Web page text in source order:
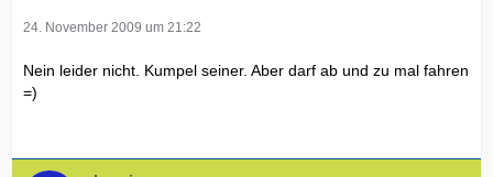
24. November 2009 um 21:22
Nein leider nicht. Kumpel seiner. Aber darf ab und zu mal fahren
=)